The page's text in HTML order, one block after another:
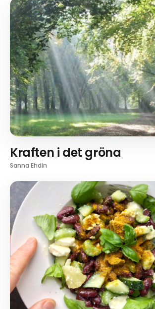
Kraften i det gröna
Sanna Ehdin